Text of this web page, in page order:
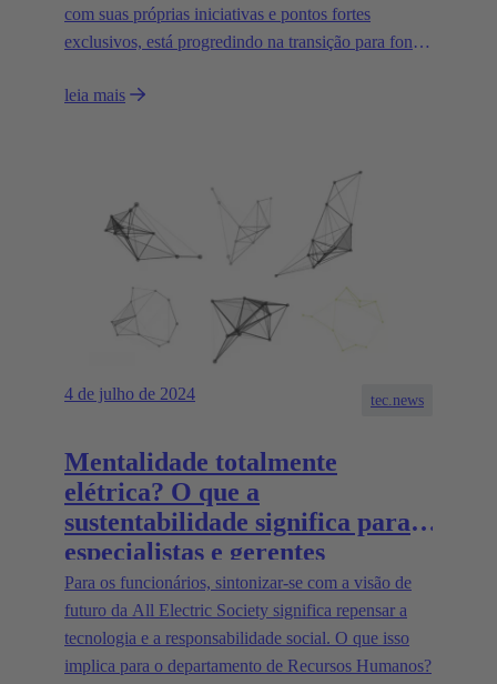
com suas próprias iniciativas e pontos fortes
exclusivos, está progredindo na transição para fontes
limpos.
leia mais
4 de julho de 2024 tec.news
Mentalidade totalmente
elétrica? O que a
sustentabilidade significa para
especialistas e gerentes
Para os funcionários, sintonizar-se com a visão de
futuro da All Electric Society significa repensar a
tecnologia e a responsabilidade social. O que isso
implica para o departamento de Recursos Humanos?